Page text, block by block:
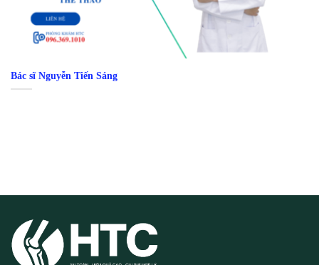
Bác sĩ Nguyễn Tiến Sáng